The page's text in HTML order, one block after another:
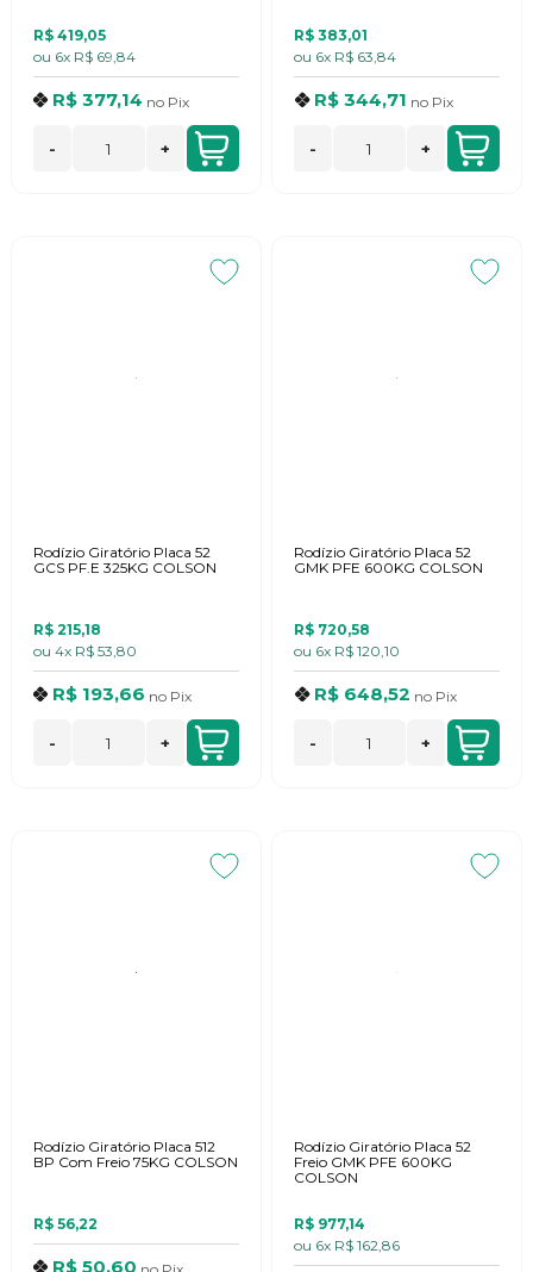
R$ 419,05
ou 6x R$ 69,84
R$ 377,14 no Pix
- +
R$ 383,01
ou 6x R$ 63,84
R$ 344,71 no Pix
- +
Rodízio Giratório Placa 52
GCS PF.E 325KG COLSON
R$ 215,18
ou 4x R$ 53,80
R$ 193,66 no Pix
- +
Rodízio Giratório Placa 52
GMK PFE 600KG COLSON
R$ 720,58
ou 6x R$ 120,10
R$ 648,52 no Pix
- +
Rodízio Giratório Placa 512
BP Com Freio 75KG COLSON
R$ 56,22
R$ 50,60
Rodízio Giratório Placa 52
Freio GMK PFE 600KG
COLSON
R$ 977,14
ou 6x R$ 162,86